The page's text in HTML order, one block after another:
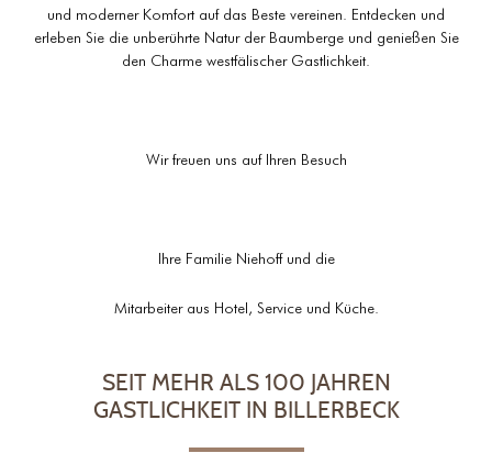
und moderner Komfort auf das Beste vereinen. Entdecken und
erleben Sie die unberührte Natur der Baumberge und genießen Sie
den Charme westfälischer Gastlichkeit.
Wir freuen uns auf Ihren Besuch
Ihre Familie Niehoff und die
Mitarbeiter aus Hotel, Service und Küche.
SEIT MEHR ALS 100 JAHREN
GASTLICHKEIT IN BILLERBECK